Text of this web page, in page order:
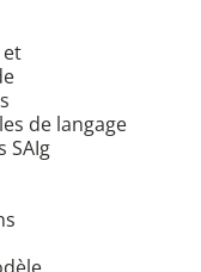
et
de langage
SAIg